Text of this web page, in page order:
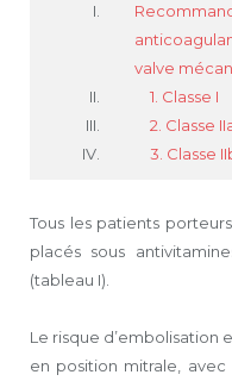
valve
1. Classe I
2. Classe
3. Classe
Tous les patients
placés sous
(tableau I).
Le risque d’embolisation
en position mitrale,